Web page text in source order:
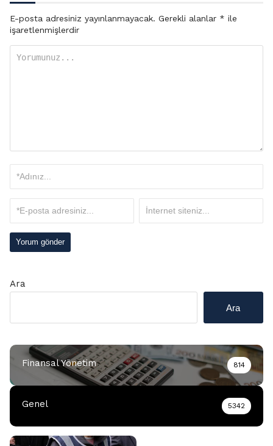
E-posta adresiniz yayınlanmayacak. Gerekli alanlar * ile
işaretlenmişlerdir
Ara
Ara
Finansal Yönetim 814
Genel 5342